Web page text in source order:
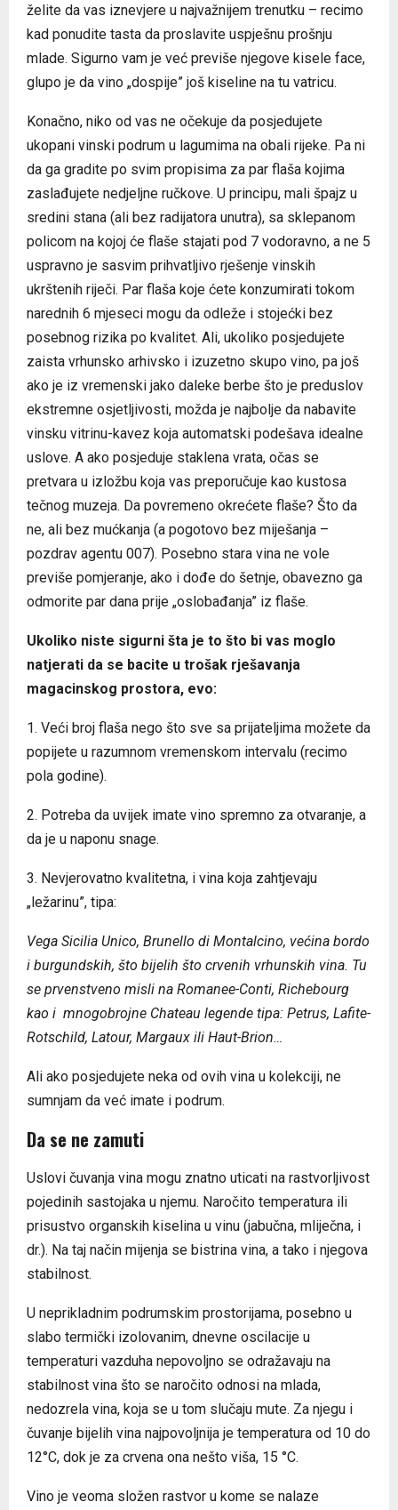
želite da vas iznevjere u najvažnijem trenutku – recimo
kad ponudite tasta da proslavite uspješnu prošnju
mlade. Sigurno vam je već previše njegove kisele face,
glupo je da vino „dospije” još kiseline na tu vatricu.
Konačno, niko od vas ne očekuje da posjedujete
ukopani vinski podrum u lagumima na obali rijeke. Pa ni
da ga gradite po svim propisima za par flaša kojima
zaslađujete nedjeljne ručkove. U principu, mali špajz u
sredini stana (ali bez radijatora unutra), sa sklepanom
policom na kojoj će flaše stajati pod 7 vodoravno, a ne 5
uspravno je sasvim prihvatljivo rješenje vinskih
ukrštenih riječi. Par flaša koje ćete konzumirati tokom
narednih 6 mjeseci mogu da odleže i stojećki bez
posebnog rizika po kvalitet. Ali, ukoliko posjedujete
zaista vrhunsko arhivsko i izuzetno skupo vino, pa još
ako je iz vremenski jako daleke berbe što je preduslov
ekstremne osjetljivosti, možda je najbolje da nabavite
vinsku vitrinu-kavez koja automatski podešava idealne
uslove. A ako posjeduje staklena vrata, očas se
pretvara u izložbu koja vas preporučuje kao kustosa
tečnog muzeja. Da povremeno okrećete flaše? Što da
ne, ali bez mućkanja (a pogotovo bez miješanja –
pozdrav agentu 007). Posebno stara vina ne vole
previše pomjeranje, ako i dođe do šetnje, obavezno ga
odmorite par dana prije „oslobađanja” iz flaše.
Ukoliko niste sigurni šta je to što bi vas moglo
natjerati da se bacite u trošak rješavanja
magacinskog prostora, evo:
1. Veći broj flaša nego što sve sa prijateljima možete da
popijete u razumnom vremenskom intervalu (recimo
pola godine).
2. Potreba da uvijek imate vino spremno za otvaranje, a
da je u naponu snage.
3. Nevjerovatno kvalitetna, i vina koja zahtjevaju
„ležarinu”, tipa:
Vega Sicilia Unico, Brunello di Montalcino, većina bordo
i burgundskih, što bijelih što crvenih vrhunskih vina. Tu
se prvenstveno misli na Romanee-Conti, Richebourg
kao i mnogobrojne Chateau legende tipa: Petrus, Lafite-
Rotschild, Latour, Margaux ili Haut-Brion…
Ali ako posjedujete neka od ovih vina u kolekciji, ne
sumnjam da već imate i podrum.
Da se ne zamuti
Uslovi čuvanja vina mogu znatno uticati na rastvorljivost
pojedinih sastojaka u njemu. Naročito temperatura ili
prisustvo organskih kiselina u vinu (jabučna, mliječna, i
dr.). Na taj način mijenja se bistrina vina, a tako i njegova
stabilnost.
U neprikladnim podrumskim prostorijama, posebno u
slabo termički izolovanim, dnevne oscilacije u
temperaturi vazduha nepovoljno se odražavaju na
stabilnost vina što se naročito odnosi na mlada,
nedozrela vina, koja se u tom slučaju mute. Za njegu i
čuvanje bijelih vina najpovoljnija je temperatura od 10 do
12°C, dok je za crvena ona nešto viša, 15 °C.
Vino je veoma složen rastvor u kome se nalaze